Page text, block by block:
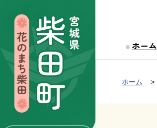
ホーム
現在位置：
ホーム